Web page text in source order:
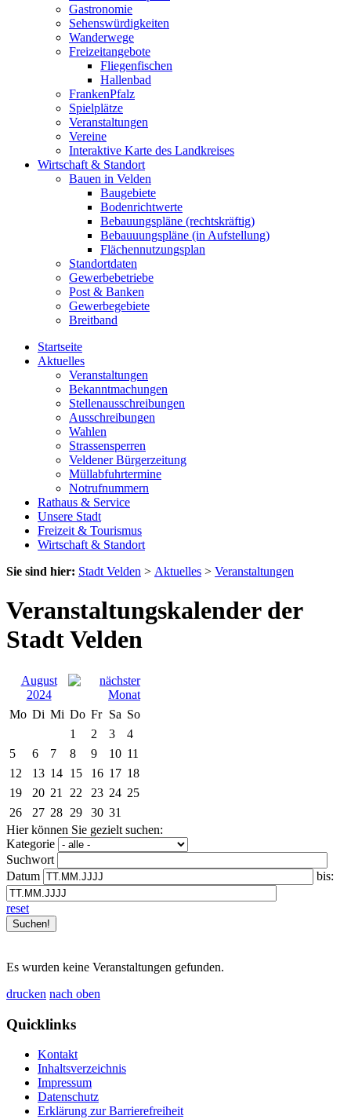
Gastronomie
Sehenswürdigkeiten
Wanderwege
Freizeitangebote
Fliegenfischen
Hallenbad
FrankenPfalz
Spielplätze
Veranstaltungen
Vereine
Interaktive Karte des Landkreises
Wirtschaft & Standort
Bauen in Velden
Baugebiete
Bodenrichtwerte
Bebauungspläne (rechtskräftig)
Bebauuungspläne (in Aufstellung)
Flächennutzungsplan
Standortdaten
Gewerbebetriebe
Post & Banken
Gewerbegebiete
Breitband
Startseite
Aktuelles
Veranstaltungen
Bekanntmachungen
Stellenausschreibungen
Ausschreibungen
Wahlen
Strassensperren
Veldener Bürgerzeitung
Müllabfuhrtermine
Notrufnummern
Rathaus & Service
Unsere Stadt
Freizeit & Tourismus
Wirtschaft & Standort
Sie sind hier: Stadt Velden > Aktuelles > Veranstaltungen
Veranstaltungskalender der
Stadt Velden
August
2024
Mo Di Mi Do Fr Sa So
1
2 3
4
5
6 7 8 9 10 11
12
13 14 15 16 17 18
19
20 21 22 23 24 25
26
27 28 29 30 31
Hier können Sie gezielt suchen:
Kategorie
Suchwort
Datum
bis:
reset
Es wurden keine Veranstaltungen gefunden.
drucken nach oben
Quicklinks
Kontakt
Inhaltsverzeichnis
Impressum
Datenschutz
Erklärung zur Barrierefreiheit